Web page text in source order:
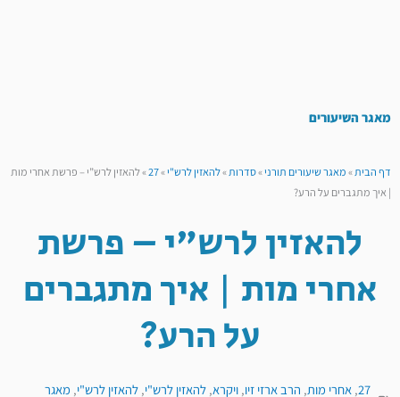
מאגר השיעורים
דף הבית»מאגר שיעורים תורני»סדרות»להאזין לרש"י»
27
»להאזין לרש”י – פרשת אחרי מות
| איך מתגברים על הרע?
להאזין לרש"י – פרשת
אחרי מות | איך מתגברים
על הרע?
27
, אחרי מות, הרב ארזי זיו, ויקרא, להאזין לרש"י, להאזין לרש"י, מאגר